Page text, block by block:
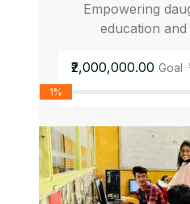
Empowering
education
₹2,000,000.00 Goal
1%